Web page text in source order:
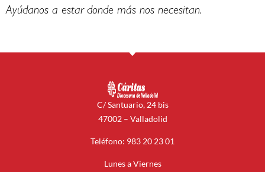
Ayúdanos a estar donde más nos necesitan.
C/ Santuario, 24 bis
47002 – Valladolid
Teléfono: 983 20 23 01
Lunes a Viernes